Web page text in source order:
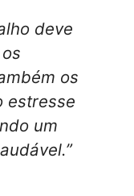
deve
os
estresse
um